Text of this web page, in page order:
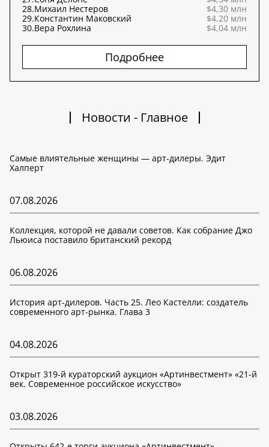
28.Михаил Нестеров
$4,30 млн
29.Константин Маковский
$4,20 млн
30.Вера Рохлина $4,04 млн
Подробнее
Новости - Главное
Самые влиятельные женщины — арт-дилеры. Эдит
Халперт
07.08.2026
Коллекция, которой не давали советов. Как собрание Джо
Льюиса поставило британский рекорд
06.08.2026
История арт-дилеров. Часть 25. Лео Кастелли: создатель
современного арт-рынка. Глава 3
04.08.2026
Открыт 319-й кураторский аукцион «Артинвестмент» «21-й
век. Современное российское искусство»
03.08.2026